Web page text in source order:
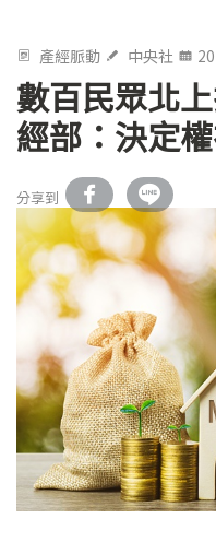
產經脈動 中央社
數百民眾北
經部：決定
分享到